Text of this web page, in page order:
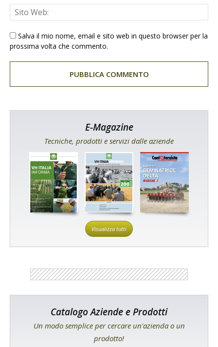
Salva il mio nome, email e sito web in questo browser per la
prossima volta che commento.
E-Magazine
Tecniche, prodotti e servizi dalle aziende
Visualizza tutti
Catalogo Aziende e Prodotti
Un modo semplice per cercare un'azienda o un
prodotto!